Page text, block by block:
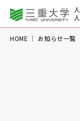
HOME お知らせ一覧